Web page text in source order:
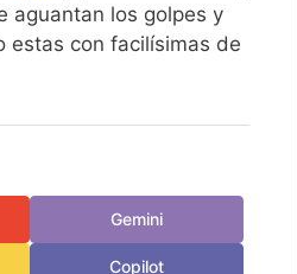
aguantan los golpes y
estas con facilísimas de
Gemini
Copilot